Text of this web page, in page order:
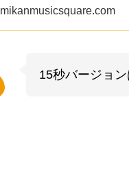
け
mikanmusicsquare.com
15秒バージョン